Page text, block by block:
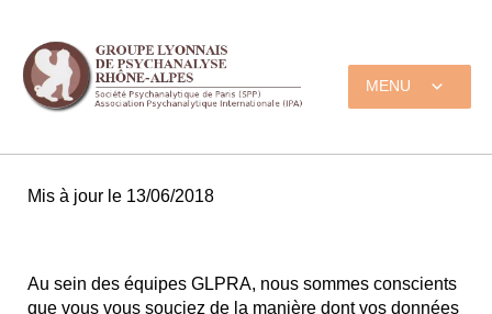
MENU
Mis à jour le 13/06/2018
Au sein des équipes GLPRA, nous sommes conscients
que vous vous souciez de la manière dont vos données